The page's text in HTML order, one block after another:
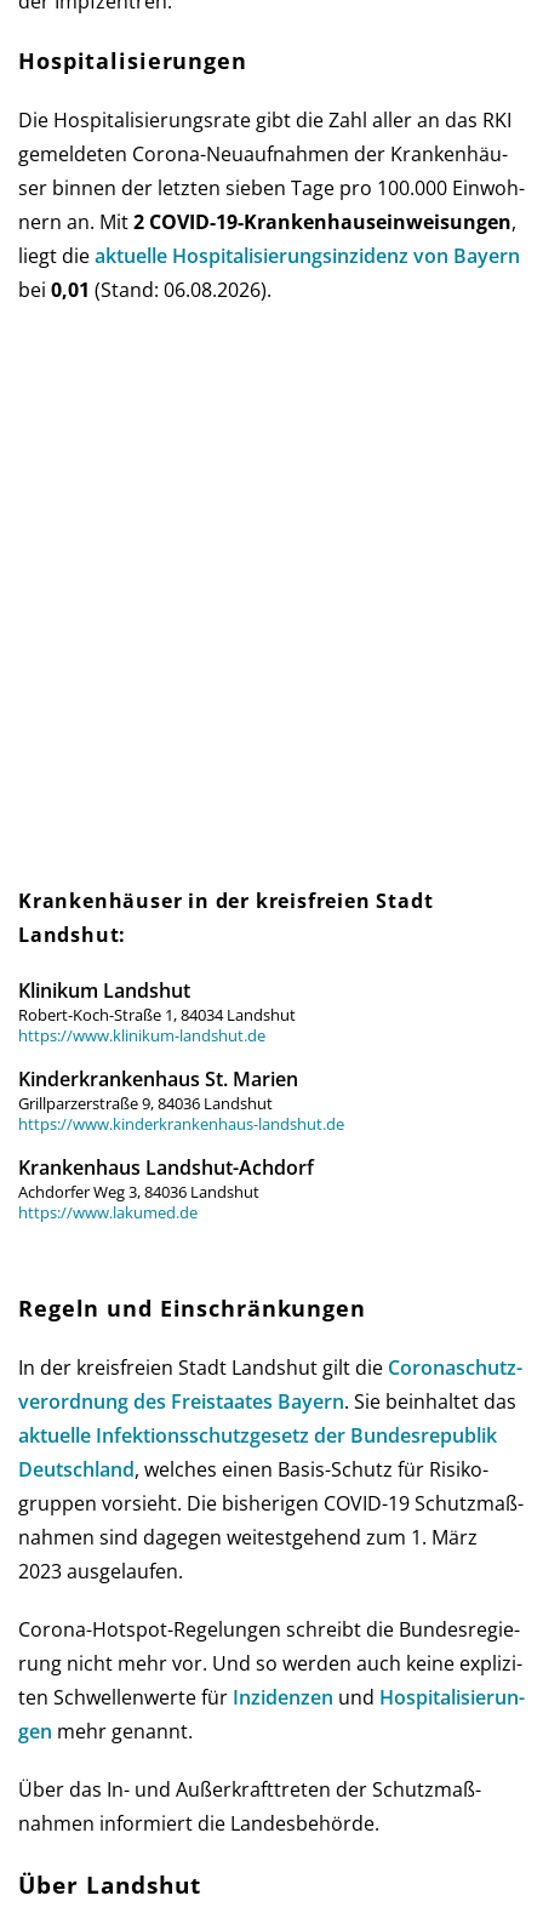
Hospitalisierungen
Die Hospitalisierungsrate gibt die Zahl aller an das RKI
ge­mel­de­ten Corona-Neu­auf­nah­men der Kran­ken­häu­
ser bin­nen der letz­ten sie­ben Tage pro 100.000 Ein­woh­
nern an. Mit2 COVID-19-Kranken­haus­ein­weisun­gen,
liegt dieaktu­elle Hos­pi­ta­li­sie­rungs­in­zi­denz von Bay­ern
bei 0,01 (Stand: 06.08.2026).
Krankenhäuser in der kreis­freien Stadt
Landshut:
Klinikum Landshut
Robert-Koch-Straße 1, 84034 Landshut
https://www.klinikum-landshut.de
Kinderkrankenhaus St. Marien
Grillparzerstraße 9, 84036 Landshut
https://www.kinderkrankenhaus-landshut.de
Krankenhaus Landshut-Achdorf
Achdorfer Weg 3, 84036 Landshut
https://www.lakumed.de
Regeln und Einschränkungen
In der kreis­freien Stadt Landshut gilt die Corona­schutz­
ver­ord­nung des Frei­staates Bay­ern. Sie be­in­hal­tet das
aktu­elle Infe­ktions­schutz­ge­setz der Bun­des­re­pub­lik
Deutsch­land, wel­ches einen Basis-Schutz für Risi­ko­
grup­pen vor­sieht. Die bis­he­ri­gen COVID-19 Schutz­maß­
nah­men sind da­ge­gen wei­test­gehend zum 1. März
2023 ausgelaufen.
Corona-Hot­spot-Regelungen schreibt die Bun­des­re­gie­
rung nicht mehr vor. Und so wer­den auch keine ex­pli­zi­
ten Schwel­len­werte für Inzi­den­zen und Hos­pi­ta­li­sie­run­
gen mehr genannt.
Über das In- und Außer­kraft­treten der Schutz­maß­
nahmen infor­miert die Landes­behörde.
Über Landshut